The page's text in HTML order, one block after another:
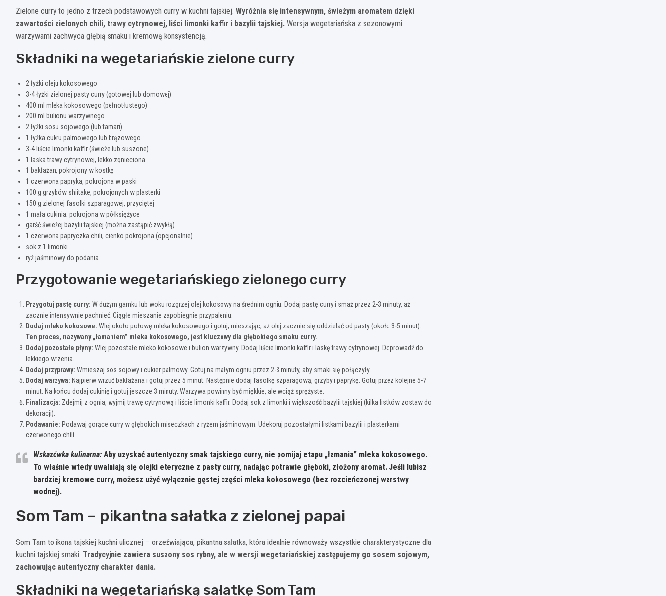
Zielone curry to jedno z trzech podstawowych curry w kuchni tajskiej. Wyróżnia się intensywnym, świeżym aromatem dzięki
zawartości zielonych chili, trawy cytrynowej, liści limonki kaffir i bazylii tajskiej. Wersja wegetariańska z sezonowymi
warzywami zachwyca głębią smaku i kremową konsystencją.
Składniki na wegetariańskie zielone curry
2 łyżki oleju kokosowego
3-4 łyżki zielonej pasty curry (gotowej lub domowej)
400 ml mleka kokosowego (pełnotłustego)
200 ml bulionu warzywnego
2 łyżki sosu sojowego (lub tamari)
1 łyżka cukru palmowego lub brązowego
3-4 liście limonki kaffir (świeże lub suszone)
1 laska trawy cytrynowej, lekko zgnieciona
1 bakłażan, pokrojony w kostkę
1 czerwona papryka, pokrojona w paski
100 g grzybów shiitake, pokrojonych w plasterki
150 g zielonej fasolki szparagowej, przyciętej
1 mała cukinia, pokrojona w półksiężyce
garść świeżej bazylii tajskiej (można zastąpić zwykłą)
1 czerwona papryczka chili, cienko pokrojona (opcjonalnie)
sok z 1 limonki
ryż jaśminowy do podania
Przygotowanie wegetariańskiego zielonego curry
Przygotuj pastę curry: W dużym garnku lub woku rozgrzej olej kokosowy na średnim ogniu. Dodaj pastę curry i smaż przez 2-3 minuty, aż
zacznie intensywnie pachnieć. Ciągłe mieszanie zapobiegnie przypaleniu.
Dodaj mleko kokosowe: Wlej około połowę mleka kokosowego i gotuj, mieszając, aż olej zacznie się oddzielać od pasty (około 3-5 minut).
Ten proces, nazywany „łamaniem” mleka kokosowego, jest kluczowy dla głębokiego smaku curry.
Dodaj pozostałe płyny: Wlej pozostałe mleko kokosowe i bulion warzywny. Dodaj liście limonki kaffir i laskę trawy cytrynowej. Doprowadź do
lekkiego wrzenia.
Dodaj przyprawy: Wmieszaj sos sojowy i cukier palmowy. Gotuj na małym ogniu przez 2-3 minuty, aby smaki się połączyły.
Dodaj warzywa: Najpierw wrzuć bakłażana i gotuj przez 5 minut. Następnie dodaj fasolkę szparagową, grzyby i paprykę. Gotuj przez kolejne 5-7
minut. Na końcu dodaj cukinię i gotuj jeszcze 3 minuty. Warzywa powinny być miękkie, ale wciąż sprężyste.
Finalizacja: Zdejmij z ognia, wyjmij trawę cytrynową i liście limonki kaffir. Dodaj sok z limonki i większość bazylii tajskiej (kilka listków zostaw do
dekoracji).
Podawanie: Podawaj gorące curry w głębokich miseczkach z ryżem jaśminowym. Udekoruj pozostałymi listkami bazylii i plasterkami
czerwonego chili.
Wskazówka kulinarna: Aby uzyskać autentyczny smak tajskiego curry, nie pomijaj etapu „łamania” mleka kokosowego.
To właśnie wtedy uwalniają się olejki eteryczne z pasty curry, nadając potrawie głęboki, złożony aromat. Jeśli lubisz
bardziej kremowe curry, możesz użyć wyłącznie gęstej części mleka kokosowego (bez rozcieńczonej warstwy
wodnej).
Som Tam – pikantna sałatka z zielonej papai
Som Tam to ikona tajskiej kuchni ulicznej – orzeźwiająca, pikantna sałatka, która idealnie równoważy wszystkie charakterystyczne dla
kuchni tajskiej smaki. Tradycyjnie zawiera suszony sos rybny, ale w wersji wegetariańskiej zastępujemy go sosem sojowym,
zachowując autentyczny charakter dania.
Składniki na wegetariańską sałatkę Som Tam